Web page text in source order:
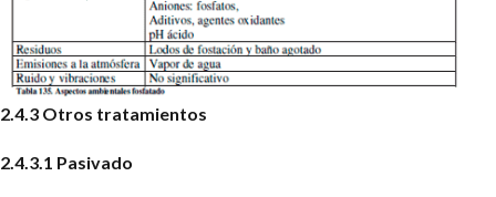
2.4.3 Otros tratamientos
2.4.3.1 Pasivado